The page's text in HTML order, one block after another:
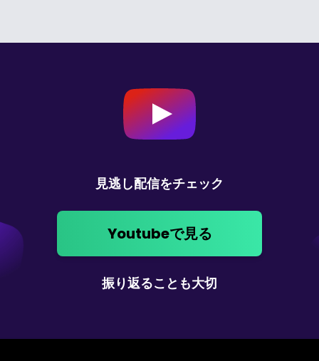
見逃し配信をチェック
Youtubeで見る
振り返ることも大切